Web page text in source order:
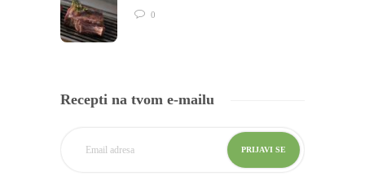
0
Recepti na tvom e-mailu